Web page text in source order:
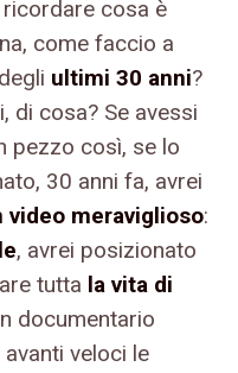
cosa è
come faccio a
ultimi 30 anni?
di cosa? Se avessi
pezzo così, se lo
30 anni fa, avrei
video meraviglioso:
, avrei posizionato
tutta la vita di
documentario
veloci le